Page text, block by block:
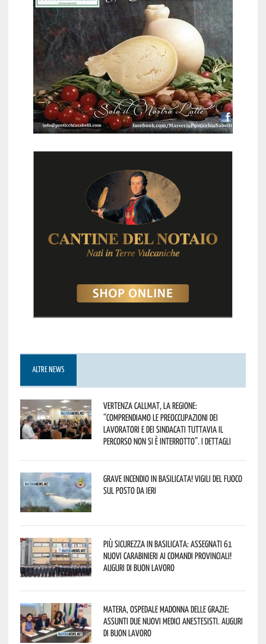
ALTRE NEWS
Vertenza CallMat, la Regione:
“comprendiamo le preoccupazioni dei
lavoratori e dei sindacati tuttavia il
percorso non si è interrotto”. I dettagli
Grave incendio in Basilicata! Vigili del fuoco
sul posto da ieri
Più sicurezza in Basilicata: assegnati 61
nuovi Carabinieri ai Comandi provinciali!
Auguri di buon lavoro
Matera, Ospedale Madonna delle Grazie:
assunti due nuovi medici anestesisti. Auguri
di buon lavoro